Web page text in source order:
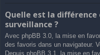
Quelle est la
surveillance ?
Avec phpBB 3.0, la mise en
des favoris dans un navigateur.
Depuis phpBB 3.1, la mise en